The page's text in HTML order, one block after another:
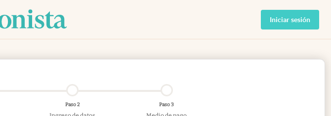
Iniciar sesión
Paso 2 Paso 3